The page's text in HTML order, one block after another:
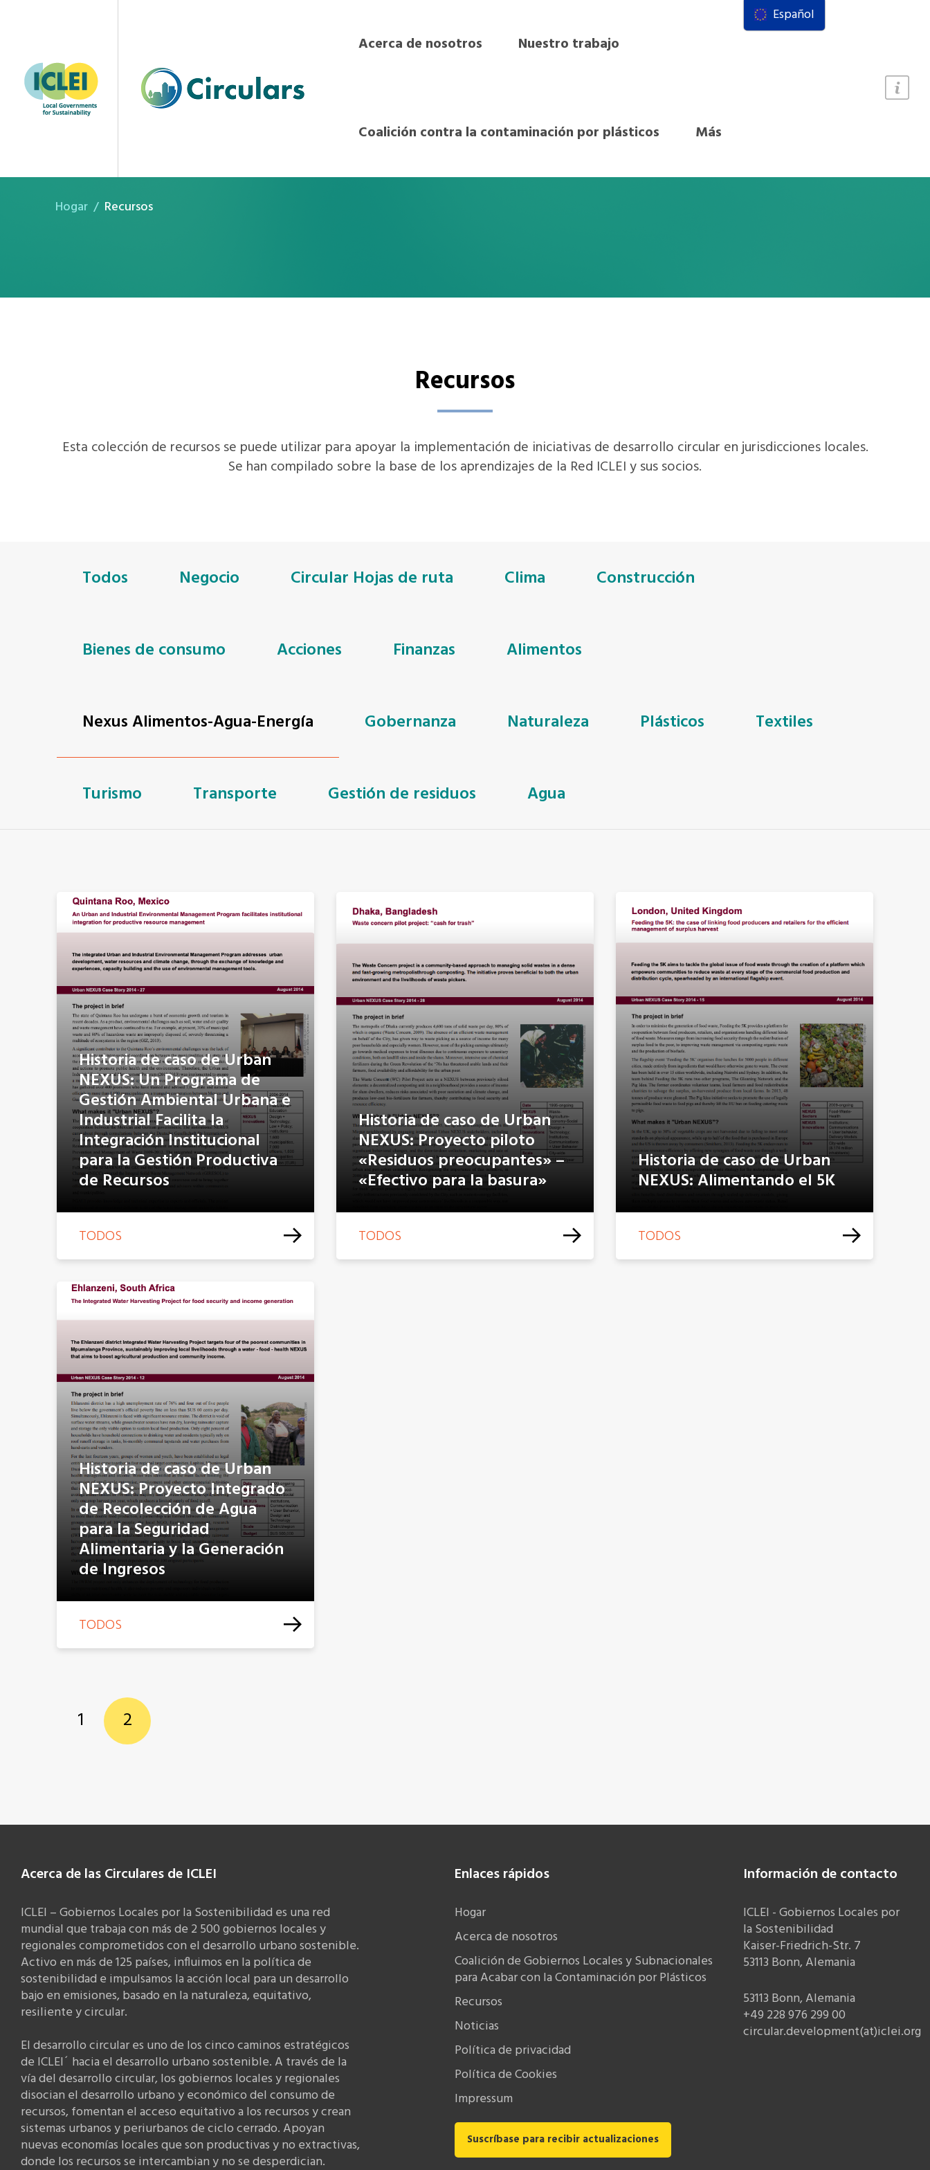
Acerca de nosotros Nuestro trabajo
Coalición contra la contaminación por plásticos Más
Recursos
Hogar Recursos
Recursos
Esta colección de recursos se puede utilizar para apoyar la implementación de iniciativas de desarrollo circular en jurisdicciones locales.
Se han compilado sobre la base de los aprendizajes de la Red ICLEI y sus socios.
Todos Negocio Circular Hojas de ruta Clima Construcción
Bienes de consumo Acciones Finanzas Alimentos
Nexus Alimentos-Agua-Energía Gobernanza Naturaleza Plásticos Textiles
Turismo Transporte Gestión de residuos Agua
Historia de caso de Urban
NEXUS: Un Programa de
Gestión Ambiental Urbana e
Industrial Facilita la
Integración Institucional
para la Gestión Productiva
de Recursos
TODOS
Historia de caso de Urban
NEXUS: Proyecto piloto
«Residuos preocupantes» –
«Efectivo para la basura»
TODOS
Historia de caso de Urban
NEXUS: Alimentando el 5K
TODOS
Historia de caso de Urban
NEXUS: Proyecto Integrado
de Recolección de Agua
para la Seguridad
Alimentaria y la Generación
de Ingresos
TODOS
1 2
Acerca de las Circulares de ICLEI
ICLEI – Gobiernos Locales por la Sostenibilidad es una red
mundial que trabaja con más de 2 500 gobiernos locales y
regionales comprometidos con el desarrollo urbano sostenible.
Activo en más de 125 países, influimos en la política de
sostenibilidad e impulsamos la acción local para un desarrollo
bajo en emisiones, basado en la naturaleza, equitativo,
resiliente y circular.
El desarrollo circular es uno de los cinco caminos estratégicos
de ICLEI´ hacia el desarrollo urbano sostenible. A través de la
vía del desarrollo circular, los gobiernos locales y regionales
disocian el desarrollo urbano y económico del consumo de
recursos, fomentan el acceso equitativo a los recursos y crean
sistemas urbanos y periurbanos de ciclo cerrado. Apoyan
nuevas economías locales que son productivas y no extractivas,
donde los recursos se intercambian y no se desperdician.
Enlaces rápidos
Hogar
Acerca de nosotros
Coalición de Gobiernos Locales y Subnacionales
para Acabar con la Contaminación por Plásticos
Recursos
Noticias
Política de privacidad
Política de Cookies
Impressum
Suscríbase para recibir actualizaciones
Información de contacto
ICLEI - Gobiernos Locales por
la Sostenibilidad
Kaiser-Friedrich-Str. 7
53113 Bonn, Alemania
53113 Bonn, Alemania
+49 228 976 299 00
circular.development(at)iclei.org
Español